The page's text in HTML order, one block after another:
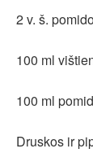
2 v. š.
100 ml
100 ml
Druskos ir